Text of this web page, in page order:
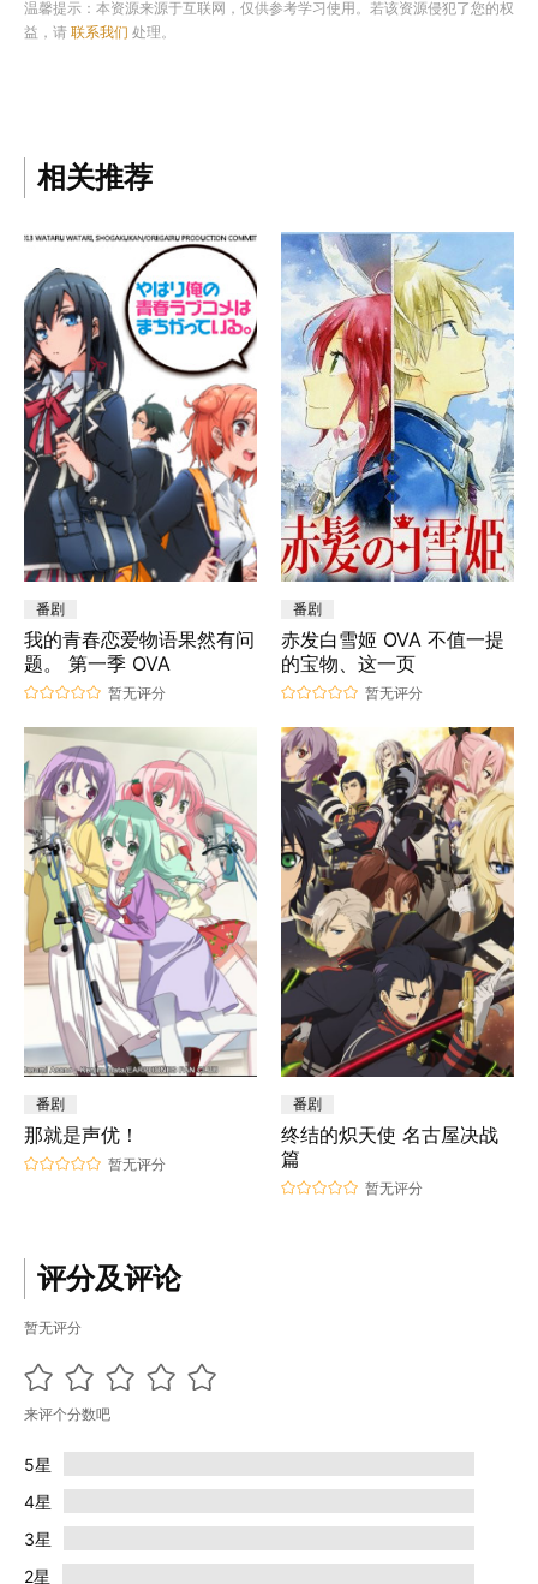
温馨提示：本资源来源于互联网，仅供参考学习使用。若该资源侵犯了您的权
益，请 联系我们 处理。
相关推荐
番剧
我的青春恋爱物语果然有问
题。 第一季 OVA
暂无评分
番剧
赤发白雪姬 OVA 不值一提
的宝物、这一页
暂无评分
番剧
那就是声优！
暂无评分
番剧
终结的炽天使 名古屋决战
篇
暂无评分
评分及评论
暂无评分
来评个分数吧
5星
4星
3星
2星